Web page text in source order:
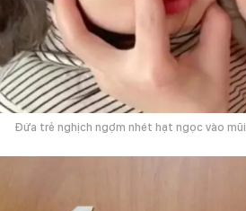
Đứa trẻ nghịch ngợm nhét hạt ngọc vào mũi